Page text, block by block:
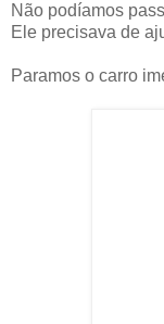
Não podíamos
Ele precisava de
Paramos o carro